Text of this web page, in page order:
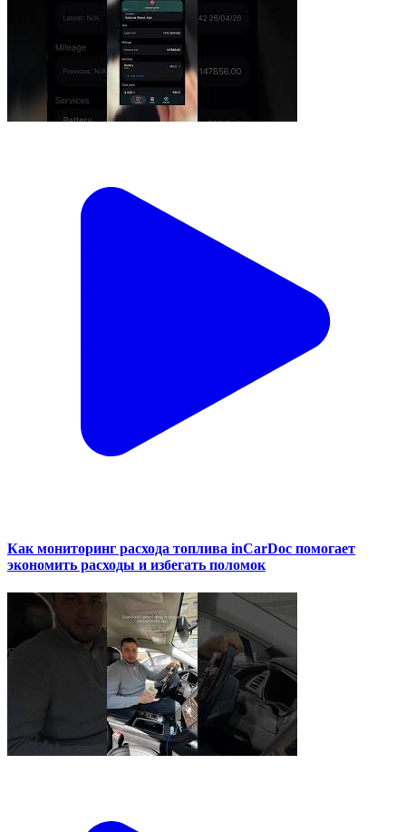
Как мониторинг расхода топлива inCarDoc помогает
экономить расходы и избегать поломок